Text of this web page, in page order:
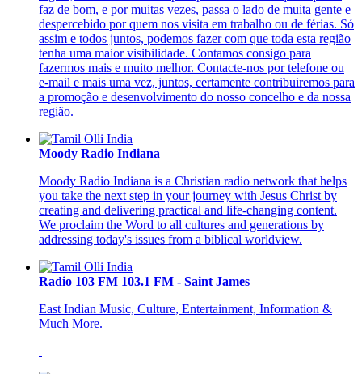
faz de bom, e por muitas vezes, passa o lado de muita gente e
despercebido por quem nos visita em trabalho ou de férias. Só
assim e todos juntos, podemos fazer com que toda esta região
tenha uma maior visibilidade. Contamos consigo para
fazermos mais e muito melhor. Contacte-nos por telefone ou
e-mail e mais uma vez, juntos, certamente contribuiremos para
a promoção e desenvolvimento do nosso concelho e da nossa
região.
Moody Radio Indiana
Moody Radio Indiana is a Christian radio network that helps
you take the next step in your journey with Jesus Christ by
creating and delivering practical and life-changing content.
We proclaim the Word to all cultures and generations by
addressing today's issues from a biblical worldview.
Radio 103 FM 103.1 FM - Saint James
East Indian Music, Culture, Entertainment, Information &
Much More.